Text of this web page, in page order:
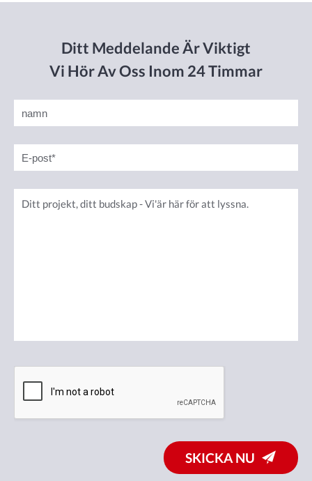
Ditt Meddelande Är Viktigt
Vi Hör Av Oss Inom 24 Timmar
SKICKA NU